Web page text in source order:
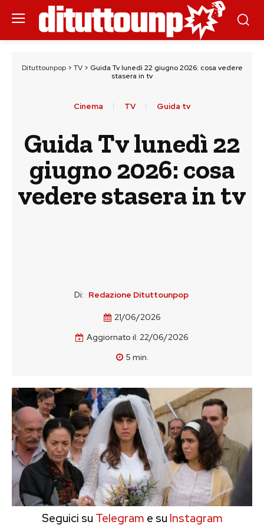
Dituttounpop> TV> Guida Tv lunedì 22 giugno 2026: cosa vedere
stasera in tv
Cinema TV Guida tv
Guida Tv lunedì 22
giugno 2026: cosa
vedere stasera in tv
Di: Redazione Dituttounpop
21/06/2026
Aggiornato il: 22/06/2026
5 min.
Seguici su Telegram e su Instagram